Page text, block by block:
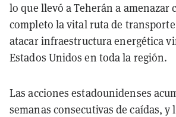
lo que llevó a Teherán a amenazar
completo la vital ruta de
atacar infraestructura energética
Estados Unidos en toda la región.
Las acciones estadounidenses
semanas consecutivas de caídas, y